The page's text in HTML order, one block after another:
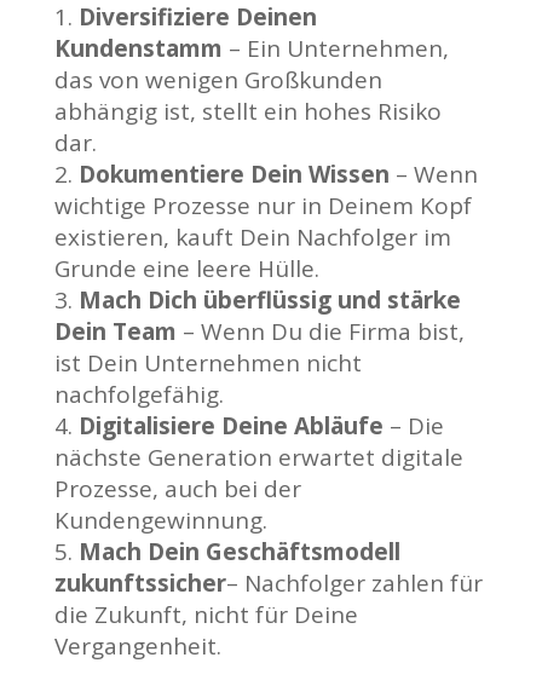
Diversifiziere Deinen
Kundenstamm – Ein Unternehmen,
das von wenigen Großkunden
abhängig ist, stellt ein hohes Risiko
dar.
Dokumentiere Dein Wissen – Wenn
wichtige Prozesse nur in Deinem Kopf
existieren, kauft Dein Nachfolger im
Grunde eine leere Hülle.
Mach Dich überflüssig und stärke
Dein Team – Wenn Du die Firma bist,
ist Dein Unternehmen nicht
nachfolgefähig.
Digitalisiere Deine Abläufe – Die
nächste Generation erwartet digitale
Prozesse, auch bei der
Kundengewinnung.
Mach Dein Geschäftsmodell
zukunftssicher– Nachfolger zahlen für
die Zukunft, nicht für Deine
Vergangenheit.